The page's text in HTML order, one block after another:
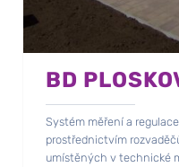
BD
Systém měření a
prostřednictvím
umístěných v technické